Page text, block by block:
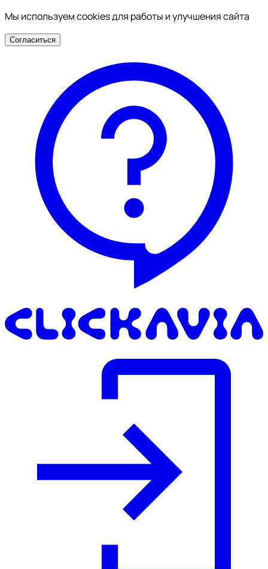
Мы используем cookies для работы и улучшения сайта
Согласиться